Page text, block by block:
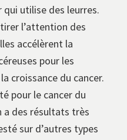
utilise des leurres.
l’attention des
accélèrent la
pour les
croissance du cancer.
pour le cancer du
a des résultats très
sur d’autres types